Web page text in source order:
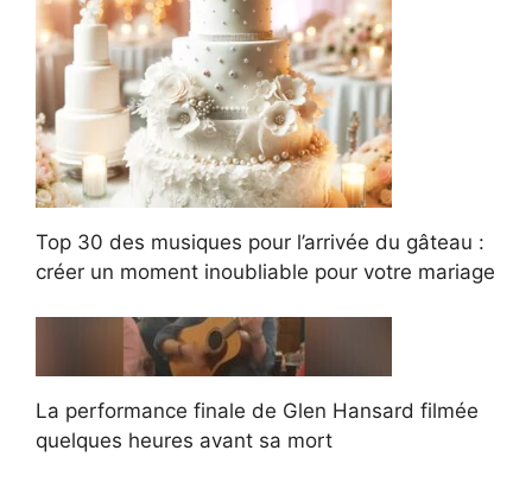
Top 30 des musiques pour l’arrivée du gâteau :
créer un moment inoubliable pour votre mariage
La performance finale de Glen Hansard filmée
quelques heures avant sa mort